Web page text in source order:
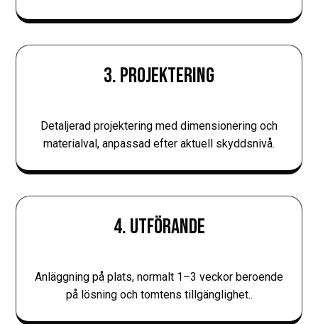
3. PROJEKTERING
Detaljerad projektering med dimensionering och
materialval, anpassad efter aktuell skyddsnivå.
4. UTFÖRANDE
Anläggning på plats, normalt 1–3 veckor beroende
på lösning och tomtens tillgänglighet..